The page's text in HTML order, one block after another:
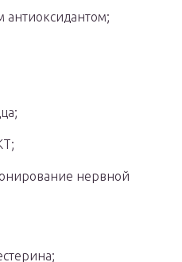
антиоксидантом;
нервной